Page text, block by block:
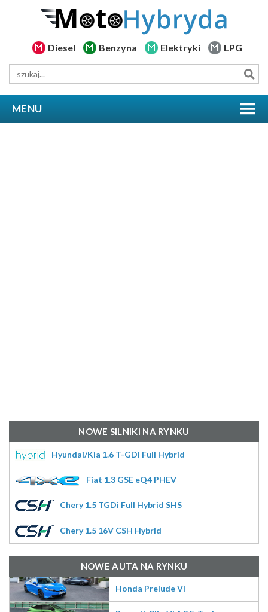
Diesel Benzyna Elektryki LPG
MENU
NOWE SILNIKI NA RYNKU
Hyundai/Kia 1.6 T-GDI Full Hybrid
Fiat 1.3 GSE eQ4 PHEV
Chery 1.5 TGDi Full Hybrid SHS
Chery 1.5 16V CSH Hybrid
NOWE AUTA NA RYNKU
Honda Prelude VI